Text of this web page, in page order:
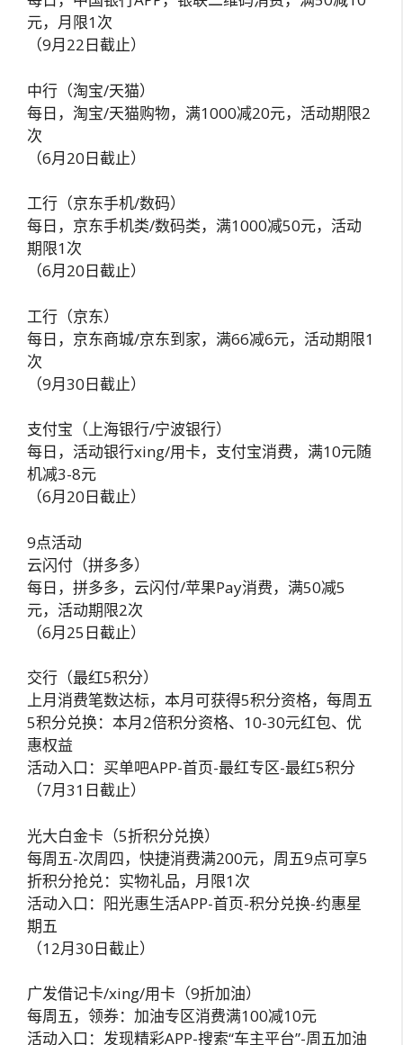
元，月限1次
（9月22日截止）
中行（淘宝/天猫）
每日，淘宝/天猫购物，满1000减20元，活动期限2
次
（6月20日截止）
工行（京东手机/数码）
每日，京东手机类/数码类，满1000减50元，活动
期限1次
（6月20日截止）
工行（京东）
每日，京东商城/京东到家，满66减6元，活动期限1
次
（9月30日截止）
支付宝（上海银行/宁波银行）
每日，活动银行xing/用卡，支付宝消费，满10元随
机减3-8元
（6月20日截止）
9点活动
云闪付（拼多多）
每日，拼多多，云闪付/苹果Pay消费，满50减5
元，活动期限2次
（6月25日截止）
交行（最红5积分）
上月消费笔数达标，本月可获得5积分资格，每周五
5积分兑换：本月2倍积分资格、10-30元红包、优
惠权益
活动入口：买单吧APP-首页-最红专区-最红5积分
（7月31日截止）
光大白金卡（5折积分兑换）
每周五-次周四，快捷消费满200元，周五9点可享5
折积分抢兑：实物礼品，月限1次
活动入口：阳光惠生活APP-首页-积分兑换-约惠星
期五
（12月30日截止）
广发借记卡/xing/用卡（9折加油）
每周五，领券：加油专区消费满100减10元
活动入口：发现精彩APP-搜索“车主平台”-周五加油